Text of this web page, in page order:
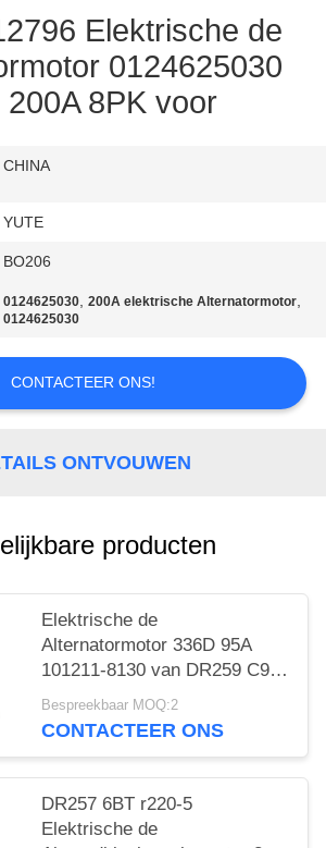
Elektrische de
0124625030
200A 8PK voor
CHINA
YUTE
BO206
0124625030,200A elektrische Alternatormotor,
0124625030
CONTACTEER ONS!
ONTVOUWEN
producten
Elektrische de
Alternatormotor 336D 95A
101211-8130 van DR259 C9
330B
Bespreekbaar MOQ:2
CONTACTEER ONS
DR257 6BT r220-5
Elektrische de